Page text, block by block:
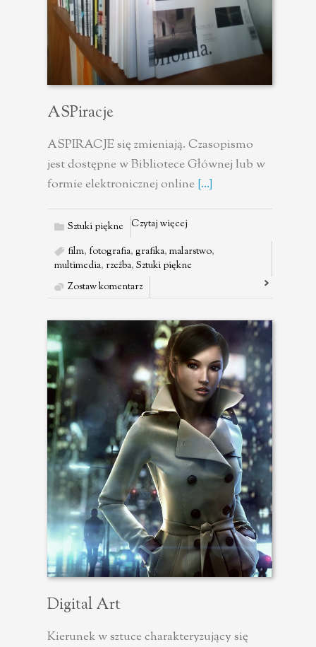
ASPiracje
ASPIRACJE się zmieniają. Czasopismo
jest dostępne w Bibliotece Głównej lub w
formie elektronicznej online [...]
Sztuki piękne
film, fotografia, grafika, malarstwo,
multimedia, rzeźba, Sztuki piękne
Zostaw komentarz
Czytaj więcej
Digital Art
Kierunek w sztuce charakteryzujący się